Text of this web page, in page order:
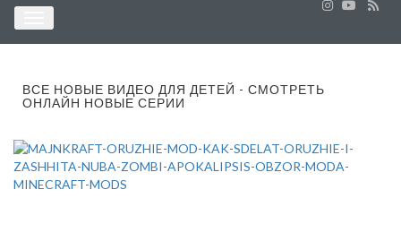
ВСЕ НОВЫЕ ВИДЕО ДЛЯ ДЕТЕЙ - СМОТРЕТЬ
ОНЛАЙН НОВЫЕ СЕРИИ